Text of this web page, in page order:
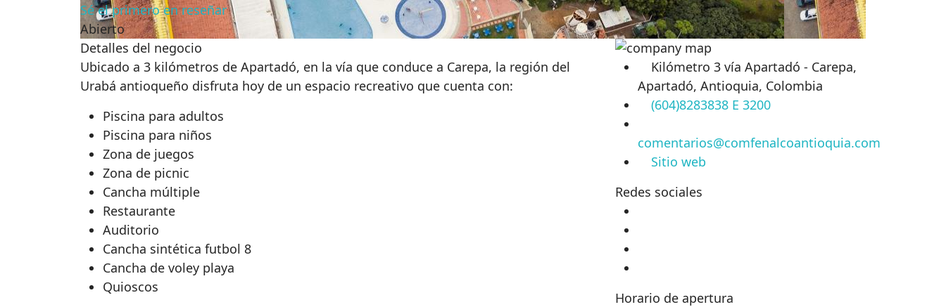
Sé el primero en reseñar
Abierto
Detalles del negocio
Ubicado a 3 kilómetros de Apartadó, en la vía que conduce a Carepa, la región del
Urabá antioqueño disfruta hoy de un espacio recreativo que cuenta con:
Piscina para adultos
Piscina para niños
Zona de juegos
Zona de picnic
Cancha múltiple
Restaurante
Auditorio
Cancha sintética futbol 8
Cancha de voley playa
Quioscos
Kilómetro 3 vía Apartadó - Carepa,
Apartadó, Antioquia, Colombia
(604)8283838 E 3200
comentarios@comfenalcoantioquia.com
Sitio web
Redes sociales
Horario de apertura